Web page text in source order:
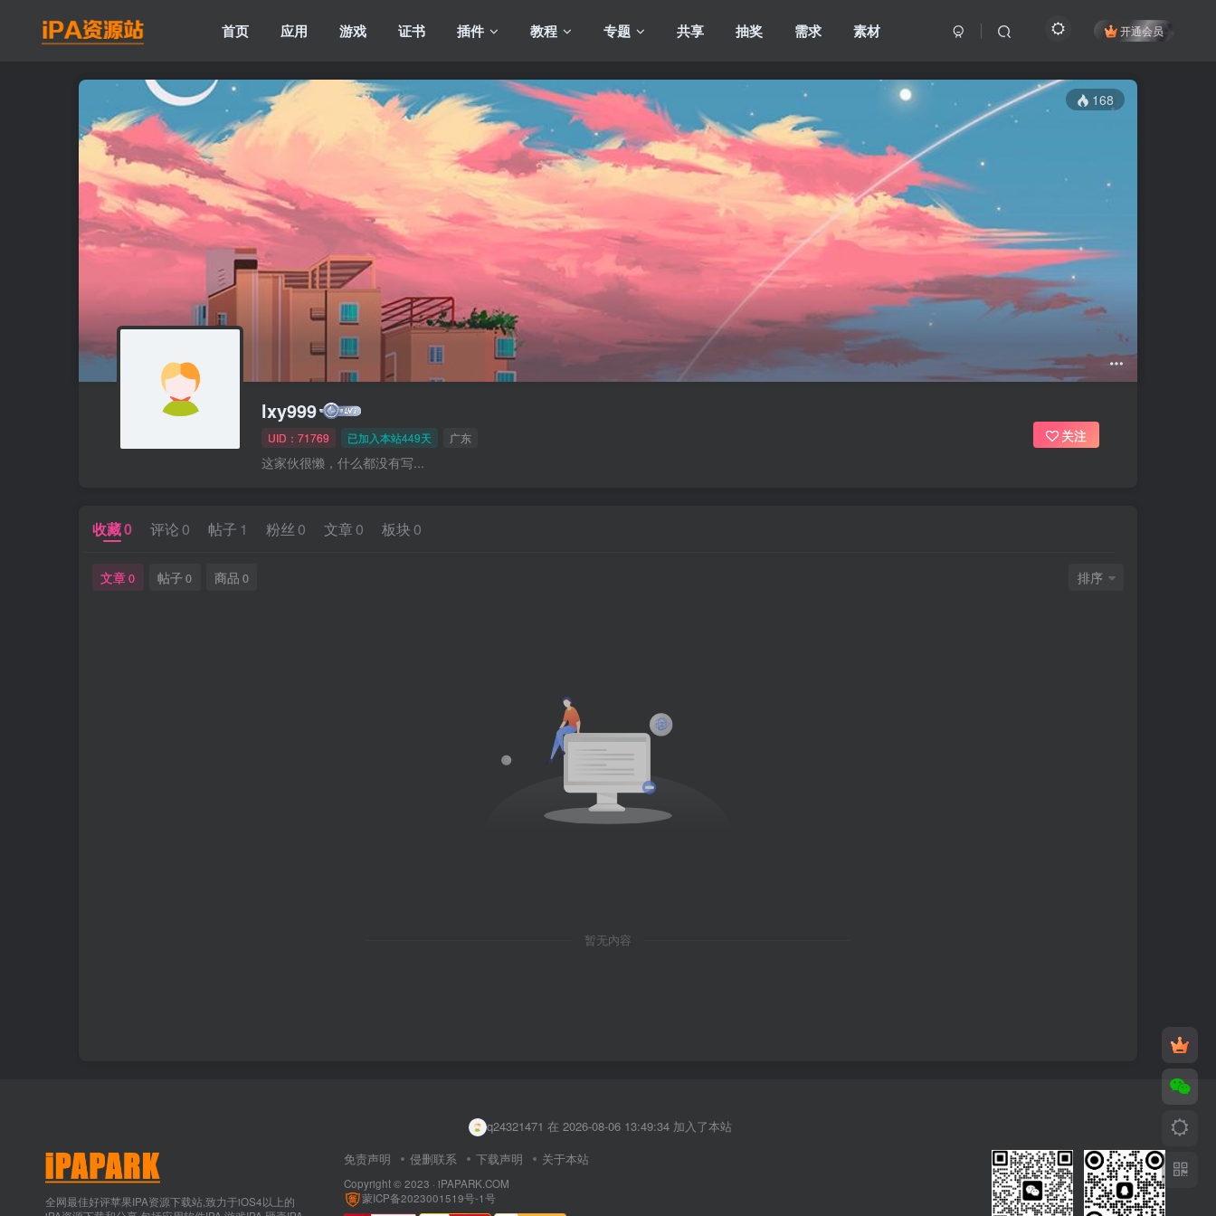
首页 应用 游戏 证书 插件 教程 专题 共享 抽奖 需求 素材 开通会员
168
lxy999
UID：71769 已加入本站449天 广东
这家伙很懒，什么都没有写...
关注
收藏0 评论 0 帖子 1 粉丝 0 文章 0 板块 0
文章0 帖子 0 商品 0 排序
暂无内容
q24321471 在 2026-08-06 13:49:34 加入了本站
jaapercjan 在 2026-08-06 13:40:27 加入了本站
jasperchan 在 2026-08-06 13:38:08 加入了本站
全网最佳好评苹果IPA资源下载站,致力于iOS4以上的
免责声明 侵删联系 下载声明 关于本站
Copyright © 2023 · iPAPARK.COM
蒙ICP备2023001519号-1号